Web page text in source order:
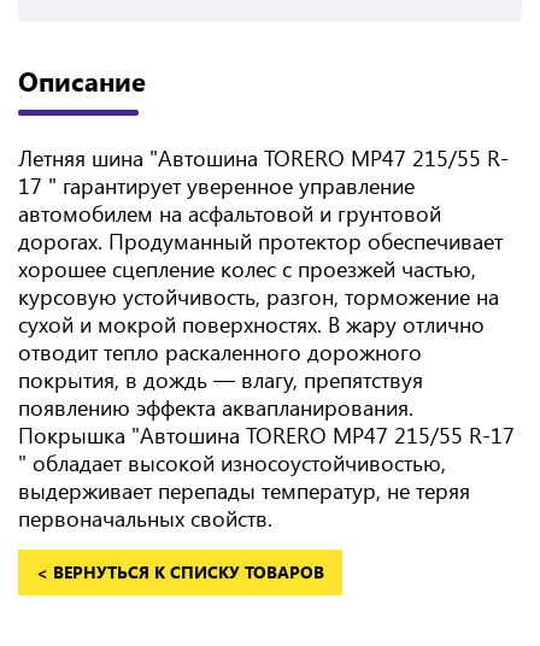
Описание
Летняя шина "Автошина TORERO MP47 215/55 R-
17 " гарантирует уверенное управление
автомобилем на асфальтовой и грунтовой
дорогах. Продуманный протектор обеспечивает
хорошее сцепление колес с проезжей частью,
курсовую устойчивость, разгон, торможение на
сухой и мокрой поверхностях. В жару отлично
отводит тепло раскаленного дорожного
покрытия, в дождь — влагу, препятствуя
появлению эффекта аквапланирования.
Покрышка "Автошина TORERO MP47 215/55 R-17
" обладает высокой износоустойчивостью,
выдерживает перепады температур, не теряя
первоначальных свойств.
< ВЕРНУТЬСЯ К СПИСКУ ТОВАРОВ